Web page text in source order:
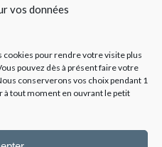
vos données
cookies pour rendre votre visite plus
pouvez dès à présent faire votre
conserverons vos choix pendant 1
à tout moment en ouvrant le petit
à l'aide de ce formulaire /
légales*